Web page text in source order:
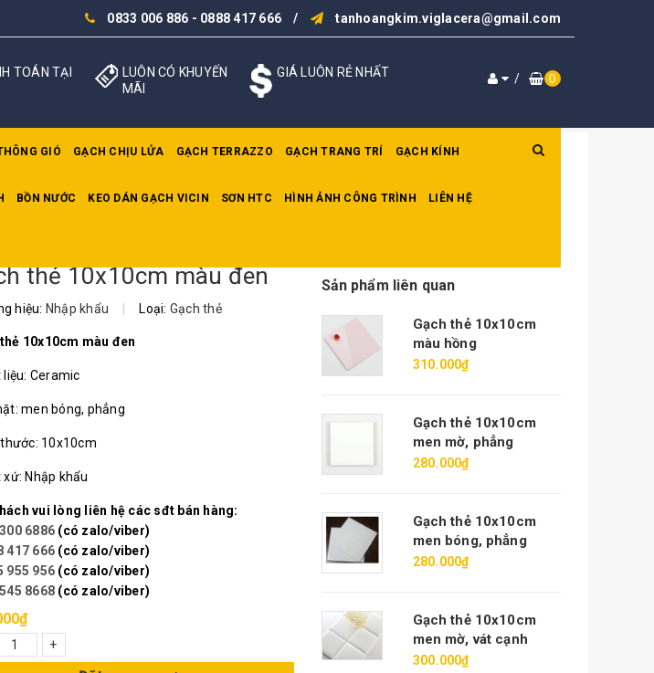
0833 006 886 - 0888 417 666 / tanhoangkim.viglacera@gmail.com
TOÁN TẠI
LUÔN CÓ KHUYẾN
MÃI
GIÁ LUÔN RẺ NHẤT / 0
GIÓ GẠCH CHỊU LỬA GẠCH TERRAZZO GẠCH TRANG TRÍ GẠCH KÍNH
BỒN NƯỚC KEO DÁN GẠCH VICIN SƠN HTC HÌNH ẢNH CÔNG TRÌNH LIÊN HỆ
thẻ 10x10cm màu đen
hiệu: Nhập khẩu Loại: Gạch thẻ
10x10cm màu đen
liệu: Ceramic
men bóng, phẳng
thước: 10x10cm
xứ: Nhập khẩu
vui lòng liên hệ các sđt bán hàng:
6886 (có zalo/viber)
417 666 (có zalo/viber)
955 956 (có zalo/viber)
8668 (có zalo/viber)
+
Sản phẩm liên quan
Gạch thẻ 10x10cm
màu hồng
310.000₫
Gạch thẻ 10x10cm
men mờ, phẳng
280.000₫
Gạch thẻ 10x10cm
men bóng, phẳng
280.000₫
Gạch thẻ 10x10cm
men mờ, vát cạnh
300.000₫